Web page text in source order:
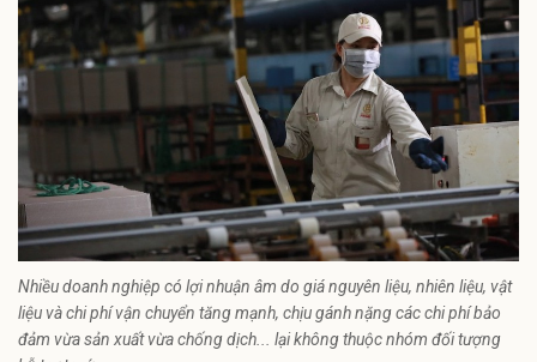
Nhiều doanh nghiệp có lợi nhuận âm do giá nguyên liệu, nhiên liệu, vật
liệu và chi phí vận chuyển tăng mạnh, chịu gánh nặng các chi phí bảo
đảm vừa sản xuất vừa chống dịch... lại không thuộc nhóm đối tượng